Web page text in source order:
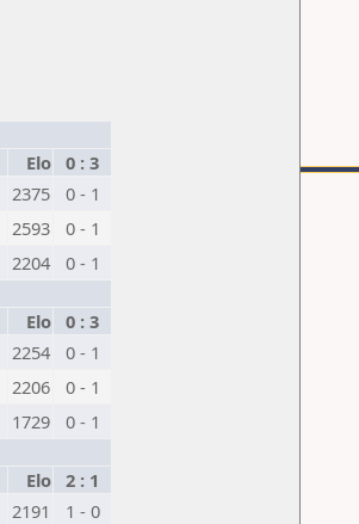
Elo 0 : 3
2375
0 - 1
2593
0 - 1
2204
0 - 1
Elo 0 : 3
2254
0 - 1
2206
0 - 1
1729
0 - 1
Elo 2 : 1
2191
1 - 0